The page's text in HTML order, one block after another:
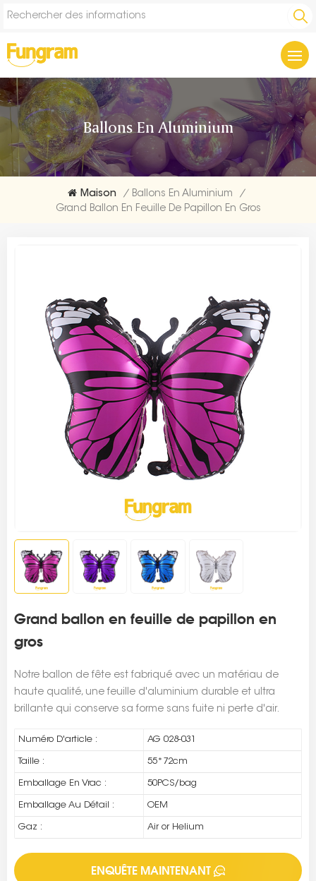
Ballons En Aluminium
Maison / Ballons En Aluminium
/
Grand Ballon En Feuille De Papillon En Gros
Grand ballon en feuille de papillon en
gros
Notre ballon de fête est fabriqué avec un matériau de
haute qualité, une feuille d'aluminium durable et ultra
brillante qui conserve sa forme sans fuite ni perte d'air.
Numéro D'article : AG 028-031
Taille : 55*72cm
Emballage En Vrac : 50PCS/bag
Emballage Au Détail : OEM
Gaz : Air or Helium
ENQUÊTE MAINTENANT